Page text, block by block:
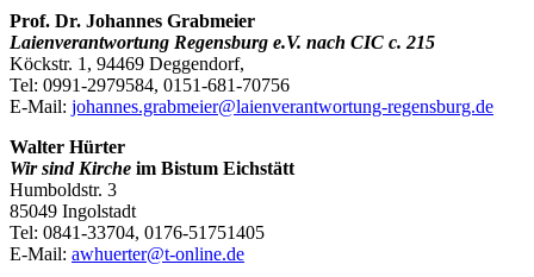
Prof. Dr. Johannes Grabmeier
Laienverantwortung Regensburg e.V. nach CIC c. 215
Köckstr. 1, 94469 Deggendorf,
Tel: 0991-2979584, 0151-681-70756
E-Mail: johannes.grabmeier@laienverantwortung-regensburg.de
Walter Hürter
Wir sind Kirche im Bistum Eichstätt
Humboldstr. 3
85049 Ingolstadt
Tel: 0841-33704, 0176-51751405
E-Mail: awhuerter@t-online.de